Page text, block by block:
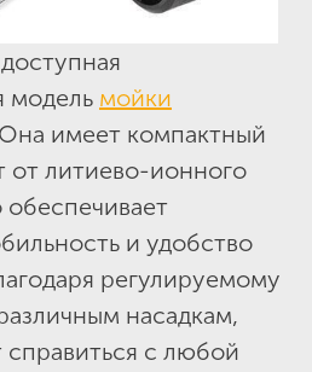
модель мойки
имеет компактный
от литиево-ионного
обеспечивает
и удобство
регулируемому
насадкам,
с любой